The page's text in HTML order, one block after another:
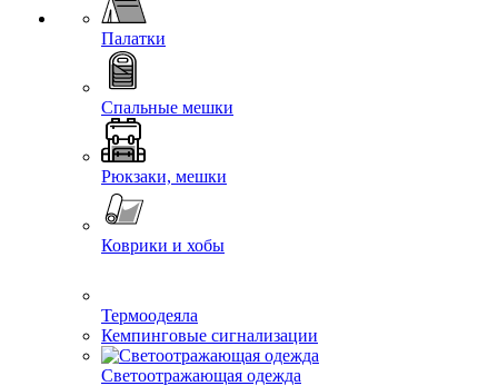
Палатки
Спальные мешки
Рюкзаки, мешки
Коврики и хобы
Термоодеяла
Кемпинговые сигнализации
Светоотражающая одежда